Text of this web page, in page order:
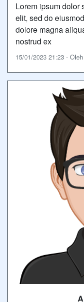
Lorem ipsum dolor
elit, sed do
dolore magna
nostrud ex
15/01/2023 21:23 -